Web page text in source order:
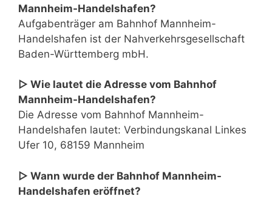
Mannheim-Handelshafen?
Aufgabenträger am Bahnhof Mannheim-
Handelshafen ist der Nahverkehrsgesellschaft
Baden-Württemberg mbH.
▷ Wie lautet die Adresse vom Bahnhof
Mannheim-Handelshafen?
Die Adresse vom Bahnhof Mannheim-
Handelshafen lautet: Verbindungskanal Linkes
Ufer 10, 68159 Mannheim
▷ Wann wurde der Bahnhof Mannheim-
Handelshafen eröffnet?